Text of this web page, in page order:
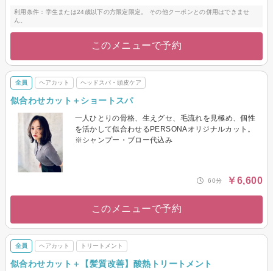
利用条件：学生または24歳以下の方限定限定。 その他クーポンとの併用はできませ
ん。
このメニューで予約
全員 ヘアカット ヘッドスパ・頭皮ケア
似合わせカット＋ショートスパ
一人ひとりの骨格、生えグセ、毛流れを見極め、個性
を活かして似合わせるPERSONAオリジナルカット。
※シャンプー・ブロー代込み
60分 ￥6,600
このメニューで予約
全員 ヘアカット トリートメント
似合わせカット＋【髪質改善】酸熱トリートメント